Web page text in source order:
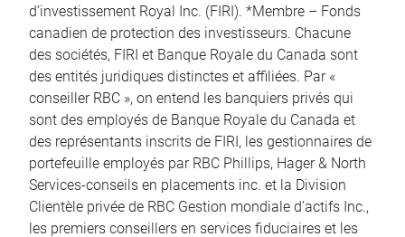
d’investissement Royal Inc. (FIRI). *Membre – Fonds
canadien de protection des investisseurs. Chacune
des sociétés, FIRI et Banque Royale du Canada sont
des entités juridiques distinctes et affiliées. Par «
conseiller RBC », on entend les banquiers privés qui
sont des employés de Banque Royale du Canada et
des représentants inscrits de FIRI, les gestionnaires de
portefeuille employés par RBC Phillips, Hager & North
Services-conseils en placements inc. et la Division
Clientèle privée de RBC Gestion mondiale d’actifs Inc.,
les premiers conseillers en services fiduciaires et les